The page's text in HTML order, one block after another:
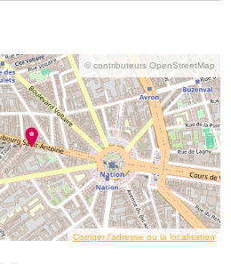
© contributeurs OpenStreetMap
Corriger l’adresse ou la localisation